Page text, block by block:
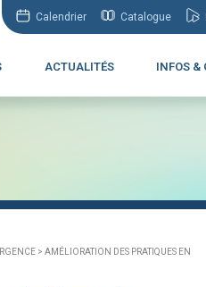
Calendrier Catalogue
ACTUALITÉS INFOS &
> AMÉLIORATION DES PRATIQUES EN